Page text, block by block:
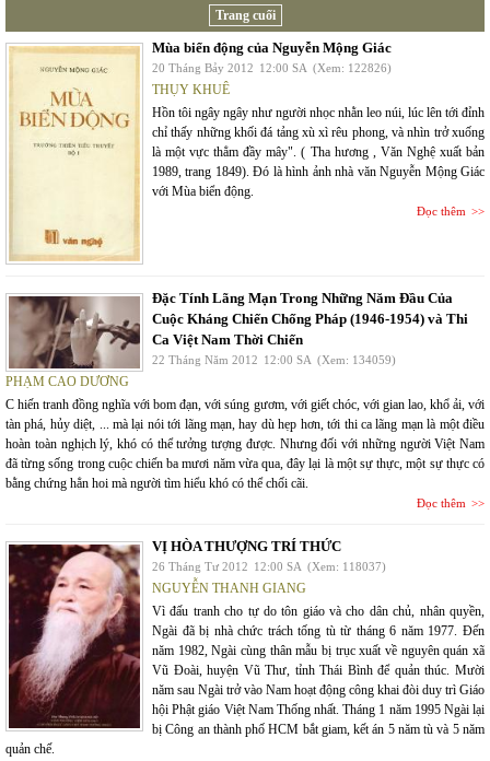
Trang cuối
Mùa biển động của Nguyễn Mộng Giác
20 Tháng Bảy 2012 12:00 SA (Xem: 122826)
THỤY KHUÊ
Hồn tôi ngây ngây như người nhọc nhằn leo núi, lúc lên tới đỉnh
chỉ thấy những khối đá tảng xù xì rêu phong, và nhìn trở xuống
là một vực thẳm đầy mây". ( Tha hương , Văn Nghệ xuất bản
1989, trang 1849). Đó là hình ảnh nhà văn Nguyễn Mộng Giác
với Mùa biển động.
Đọc thêm
Đặc Tính Lãng Mạn Trong Những Năm Đầu Của
Cuộc Kháng Chiến Chống Pháp (1946-1954) và Thi
Ca Việt Nam Thời Chiến
22 Tháng Năm 2012 12:00 SA (Xem: 134059)
PHẠM CAO DƯƠNG
C hiến tranh đồng nghĩa với bom đạn, với súng gươm, với giết chóc, với gian lao, khổ ải, với
tàn phá, hủy diệt, ... mà lại nói tới lãng mạn, hay dù hẹp hơn, tới thi ca lãng mạn là một điều
hoàn toàn nghịch lý, khó có thể tưởng tượng được. Nhưng đối với những người Việt Nam
đã từng sống trong cuộc chiến ba mươi năm vừa qua, đây lại là một sự thực, một sự thực có
bằng chứng hẳn hoi mà người tìm hiểu khó có thể chối cãi.
Đọc thêm
VỊ HÒA THƯỢNG TRÍ THỨC
26 Tháng Tư 2012 12:00 SA (Xem: 118037)
NGUYỄN THANH GIANG
Vì đấu tranh cho tự do tôn giáo và cho dân chủ, nhân quyền,
Ngài đã bị nhà chức trách tống tù từ tháng 6 năm 1977. Đến
năm 1982, Ngài cùng thân mẫu bị trục xuất về nguyên quán xã
Vũ Đoài, huyện Vũ Thư, tỉnh Thái Bình để quản thúc. Mười
năm sau Ngài trở vào Nam hoạt động công khai đòi duy trì Giáo
hội Phật giáo Việt Nam Thống nhất. Tháng 1 năm 1995 Ngài lại
bị Công an thành phố HCM bắt giam, kết án 5 năm tù và 5 năm
quản chế.